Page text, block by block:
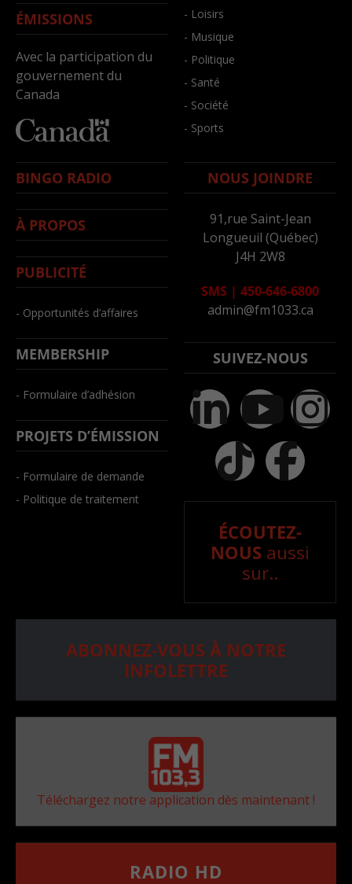
ÉMISSIONS
Avec la participation du
gouvernement du
Canada
- Loisirs
- Musique
- Politique
- Santé
- Société
- Sports
BINGO RADIO
À PROPOS
PUBLICITÉ
- Opportunités d’affaires
MEMBERSHIP
- Formulaire d’adhésion
PROJETS D’ÉMISSION
- Formulaire de demande
- Politique de traitement
NOUS JOINDRE
91,rue Saint-Jean
Longueuil (Québec)
J4H 2W8
SMS | 450-646-6800
admin@fm1033.ca
SUIVEZ-NOUS
ÉCOUTEZ-
NOUS aussi
sur..
ABONNEZ-VOUS À NOTRE
INFOLETTRE
Téléchargez notre application dès maintenant !
RADIO HD